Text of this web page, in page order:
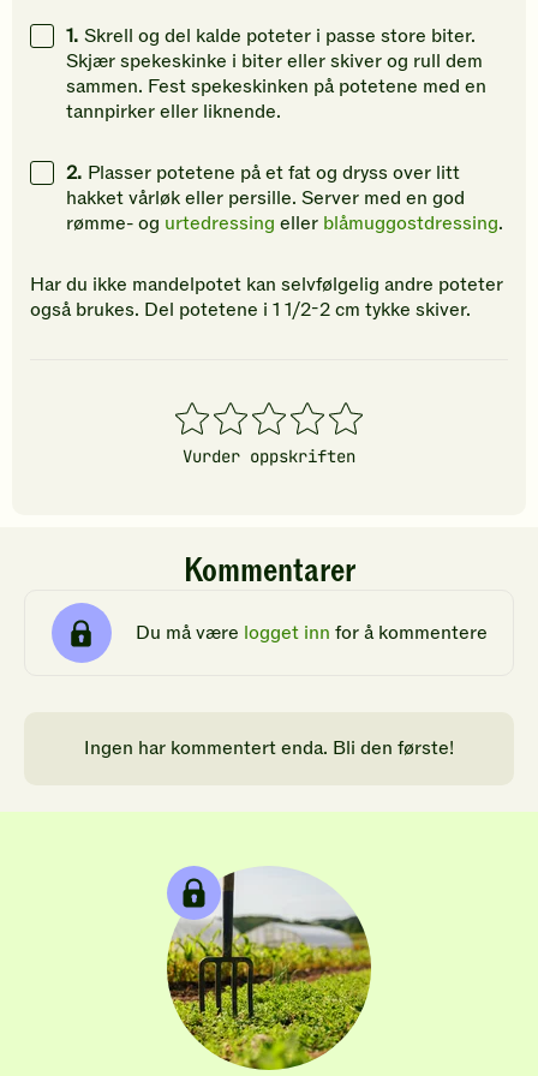
gi
din
vurdering.
din
vurdering.
din
1. Skrell og del kalde poteter i passe store biter.
Skjær spekeskinke i biter eller skiver og rull dem
sammen. Fest spekeskinken på potetene med en
tannpirker eller liknende.
2. Plasser potetene på et fat og dryss over litt
hakket vårløk eller persille. Server med en god
rømme- og urtedressing eller blåmuggostdressing.
Har du ikke mandelpotet kan selvfølgelig andre poteter
også brukes. Del potetene i 1 1/2-2 cm tykke skiver.
1
stjerner
2
stjerner
3
stjerner
4
stjerner
5
stjerner
Vurder oppskriften
Kommentarer
Du må være logget inn for å kommentere
Ingen har kommentert enda. Bli den første!